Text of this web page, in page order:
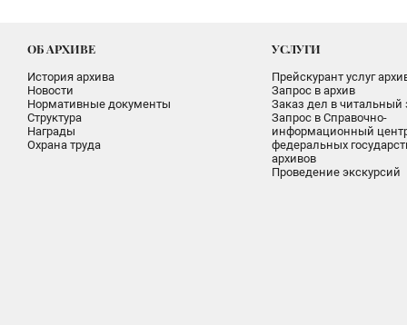
ОБ АРХИВЕ
История архива
Новости
Нормативные документы
Структура
Награды
Охрана труда
УСЛУГИ
Прейскурант услуг
Запрос в архив
Заказ дел в читальный
Запрос в Справочно-
информационный
федеральных
архивов
Проведение экскурсий